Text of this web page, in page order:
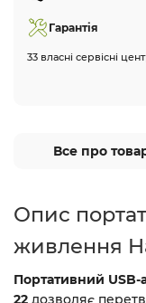
Гарантія
33 власні сервісні
Все про
Опис
живлення
Портативний
22 дозволяє